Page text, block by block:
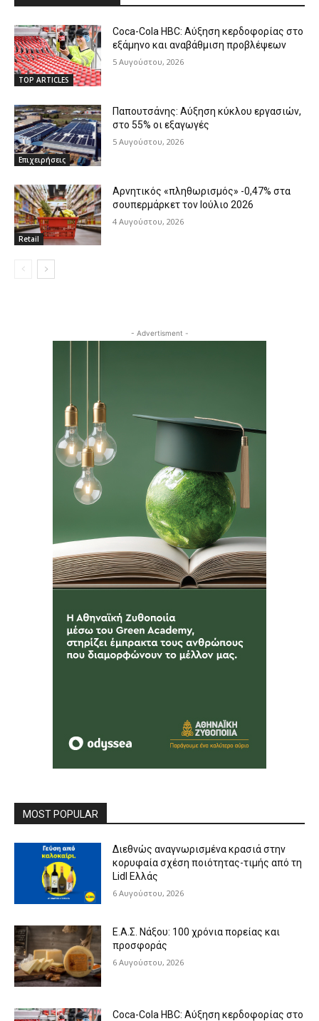
TOP ARTICLES
Coca-Cola HBC: Αύξηση κερδοφορίας στο
εξάμηνο και αναβάθμιση προβλέψεων
5 Αυγούστου, 2026
Επιχειρήσεις
Παπουτσάνης: Αύξηση κύκλου εργασιών,
στο 55% οι εξαγωγές
5 Αυγούστου, 2026
Retail
Αρνητικός «πληθωρισμός» -0,47% στα
σουπερμάρκετ τον Ιούλιο 2026
4 Αυγούστου, 2026
- Advertisment -
MOST POPULAR
Διεθνώς αναγνωρισμένα κρασιά στην
κορυφαία σχέση ποιότητας-τιμής από τη
Lidl Ελλάς
6 Αυγούστου, 2026
Ε.Α.Σ. Νάξου: 100 χρόνια πορείας και
προσφοράς
6 Αυγούστου, 2026
Coca-Cola HBC: Αύξηση κερδοφορίας στο